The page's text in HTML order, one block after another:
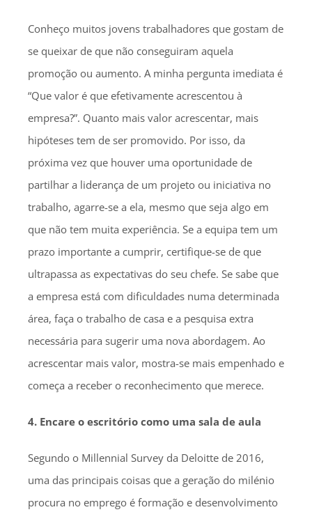
Conheço muitos jovens trabalhadores que gostam de
se queixar de que não conseguiram aquela
promoção ou aumento. A minha pergunta imediata é
“Que valor é que efetivamente acrescentou à
empresa?”. Quanto mais valor acrescentar, mais
hipóteses tem de ser promovido. Por isso, da
próxima vez que houver uma oportunidade de
partilhar a liderança de um projeto ou iniciativa no
trabalho, agarre-se a ela, mesmo que seja algo em
que não tem muita experiência. Se a equipa tem um
prazo importante a cumprir, certifique-se de que
ultrapassa as expectativas do seu chefe. Se sabe que
a empresa está com dificuldades numa determinada
área, faça o trabalho de casa e a pesquisa extra
necessária para sugerir uma nova abordagem. Ao
acrescentar mais valor, mostra-se mais empenhado e
começa a receber o reconhecimento que merece.
4. Encare o escritório como uma sala de aula
Segundo o Millennial Survey da Deloitte de 2016,
uma das principais coisas que a geração do milénio
procura no emprego é formação e desenvolvimento